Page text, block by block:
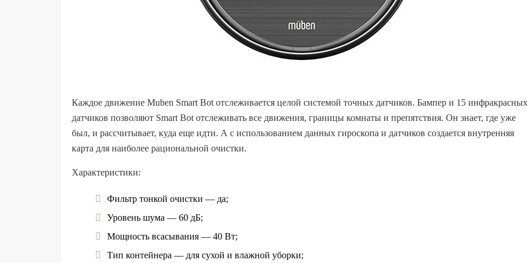
Каждое движение Muben Smart Bot отслеживается целой системой точных датчиков. Бампер и 15 инфракрасных
датчиков позволяют Smart Bot отслеживать все движения, границы комнаты и препятствия. Он знает, где уже
был, и рассчитывает, куда еще идти. А с использованием данных гироскопа и датчиков создается внутренняя
карта для наиболее рациональной очистки.
Характеристики:
Фильтр тонкой очистки — да;
Уровень шума — 60 дБ;
Мощность всасывания — 40 Вт;
Тип контейнера — для сухой и влажной уборки;